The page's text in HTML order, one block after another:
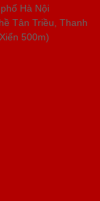
Hà Nội
Tân Triều, Thanh
500m)